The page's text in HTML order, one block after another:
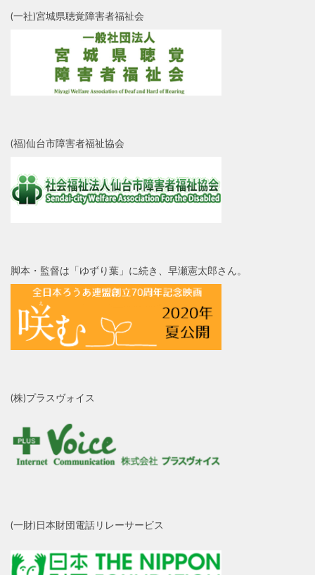
(一社)宮城県聴覚障害者福祉会
(福)仙台市障害者福祉協会
脚本・監督は「ゆずり葉」に続き、早瀬憲太郎さん。
(株)プラスヴォイス
(一財)日本財団電話リレーサービス